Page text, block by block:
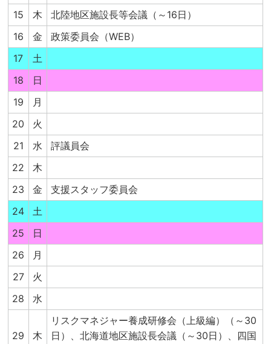
15
木
北陸地区施設長等会議（～16日）
16
金
政策委員会（WEB）
17
土
18
日
19
月
20
火
21
水
評議員会
22
木
23
金
支援スタッフ委員会
24
土
25
日
26
月
27
火
28
水
29 木
リスクマネジャー養成研修会（上級編）（～30
日）、北海道地区施設長会議（～30日）、四国